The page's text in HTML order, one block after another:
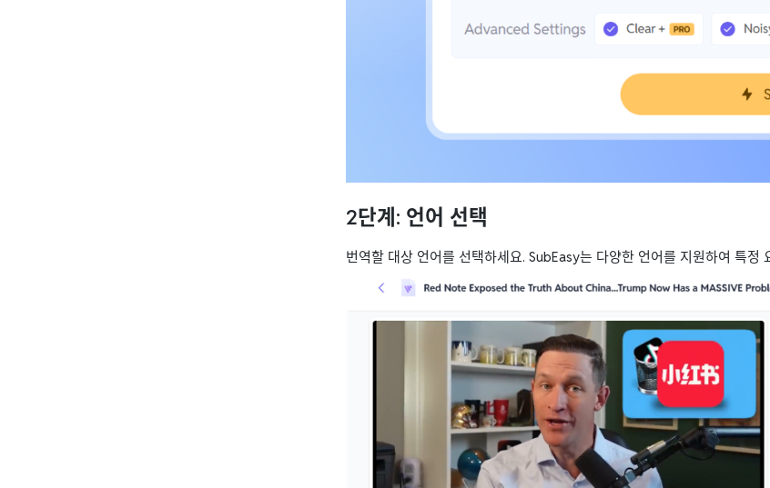
2단계: 언어 선택
번역할 대상 언어를 선택하세요. SubEasy는 다양한 언어를 지원하여 특정